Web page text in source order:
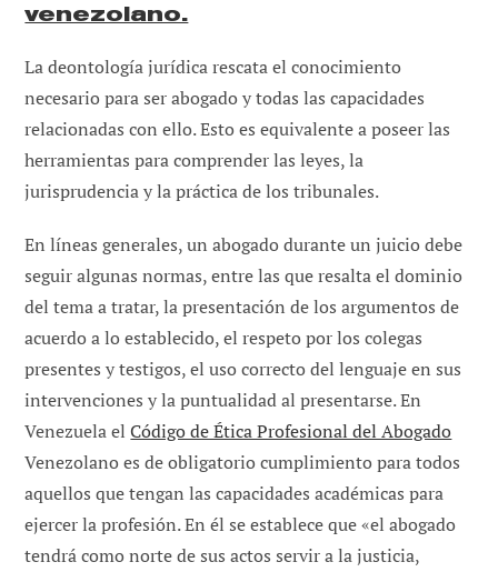
venezolano.
La deontología jurídica rescata el conocimiento
necesario para ser abogado y todas las capacidades
relacionadas con ello. Esto es equivalente a poseer las
herramientas para comprender las leyes, la
jurisprudencia y la práctica de los tribunales.
En líneas generales, un abogado durante un juicio debe
seguir algunas normas, entre las que resalta el dominio
del tema a tratar, la presentación de los argumentos de
acuerdo a lo establecido, el respeto por los colegas
presentes y testigos, el uso correcto del lenguaje en sus
intervenciones y la puntualidad al presentarse. En
Venezuela elCódigo de Ética Profesional del Abogado
Venezolano es de obligatorio cumplimiento para todos
aquellos que tengan las capacidades académicas para
ejercer la profesión. En él se establece que «el abogado
tendrá como norte de sus actos servir a la justicia,